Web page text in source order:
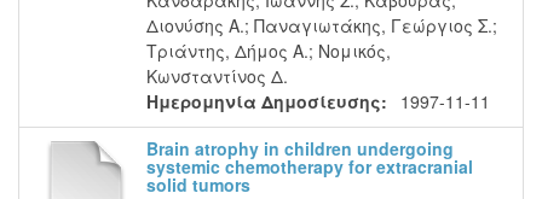
Διονύσης Α.; Παναγιωτάκης, Γεώργιος Σ.;
Τριάντης, Δήμος Α.; Νομικός,
Κωνσταντίνος Δ.
Ημερομηνία Δημοσίευσης:
1997-11-11
Brain atrophy in children undergoing
systemic chemotherapy for extracranial
solid tumors